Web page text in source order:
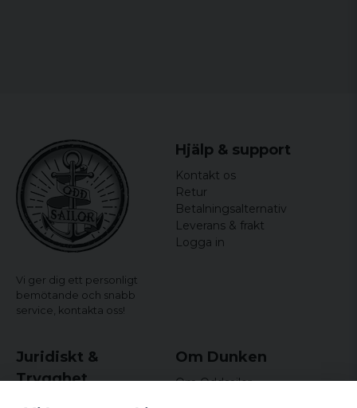
Vi ger dig ett personligt
bemötande och snabb
service, kontakta oss!
Hjälp & support
Kontakt os
Retur
Betalningsalternativ
Leverans & frakt
Logga in
Juridiskt &
Trygghet
Købs- og leveringsvilkår
Om Dunken
Om Oddsailor